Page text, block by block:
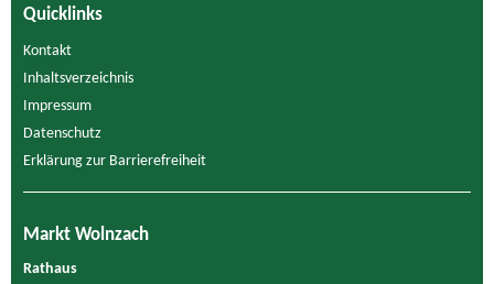
Quicklinks
Kontakt
Inhaltsverzeichnis
Impressum
Datenschutz
Erklärung zur Barrierefreiheit
Markt Wolnzach
Rathaus